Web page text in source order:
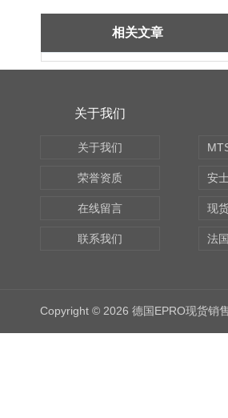
相关文章
关于我们
关于我们
荣誉资质
在线留言
联系我们
Copyright © 2026 德国EPRO现货销